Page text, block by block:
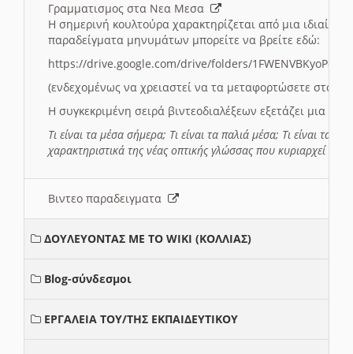
Γραμματισμος στα Νεα Μεσα
Η σημερινή κουλτούρα χαρακτηρίζεται από μια
παραδείγματα μηνυμάτων μπορείτε να βρείτε εδώ:
https://drive.google.com/drive/folders/
(ενδεχομένως να χρειαστεί να τα μεταφορτώσετε στο
Η συγκεκριμένη σειρά βιντεοδιαλέξεων εξετάζει μια
Τι είναι τα μέσα σήμερα; Τι είναι τα παλιά μέσα; Τι είναι τα
χαρακτηριστικά της νέας οπτικής γλώσσας που κυριαρχεί
Βιντεο παραδειγματα
ΔΟΥΛΕΥΟΝΤΑΣ ΜΕ ΤΟ WIKI (ΚΟΛΛΙΑΣ)
Blog-σύνδεσμοι
ΕΡΓΑΛΕΙΑ ΤΟΥ/ΤΗΣ ΕΚΠΑΙΔΕΥΤΙΚΟΥ